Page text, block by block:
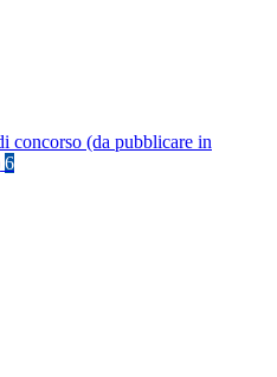
concorso (da pubblicare in
6